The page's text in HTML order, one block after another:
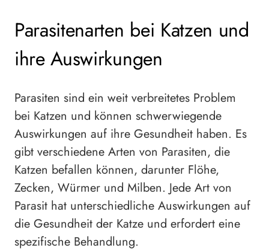
Parasitenarten bei Katzen und
ihre Auswirkungen
Parasiten sind ein weit verbreitetes Problem
bei Katzen und können schwerwiegende
Auswirkungen auf ihre Gesundheit haben. Es
gibt verschiedene Arten von Parasiten, die
Katzen befallen können, darunter Flöhe,
Zecken, Würmer und Milben. Jede Art von
Parasit hat unterschiedliche Auswirkungen auf
die Gesundheit der Katze und erfordert eine
spezifische Behandlung.